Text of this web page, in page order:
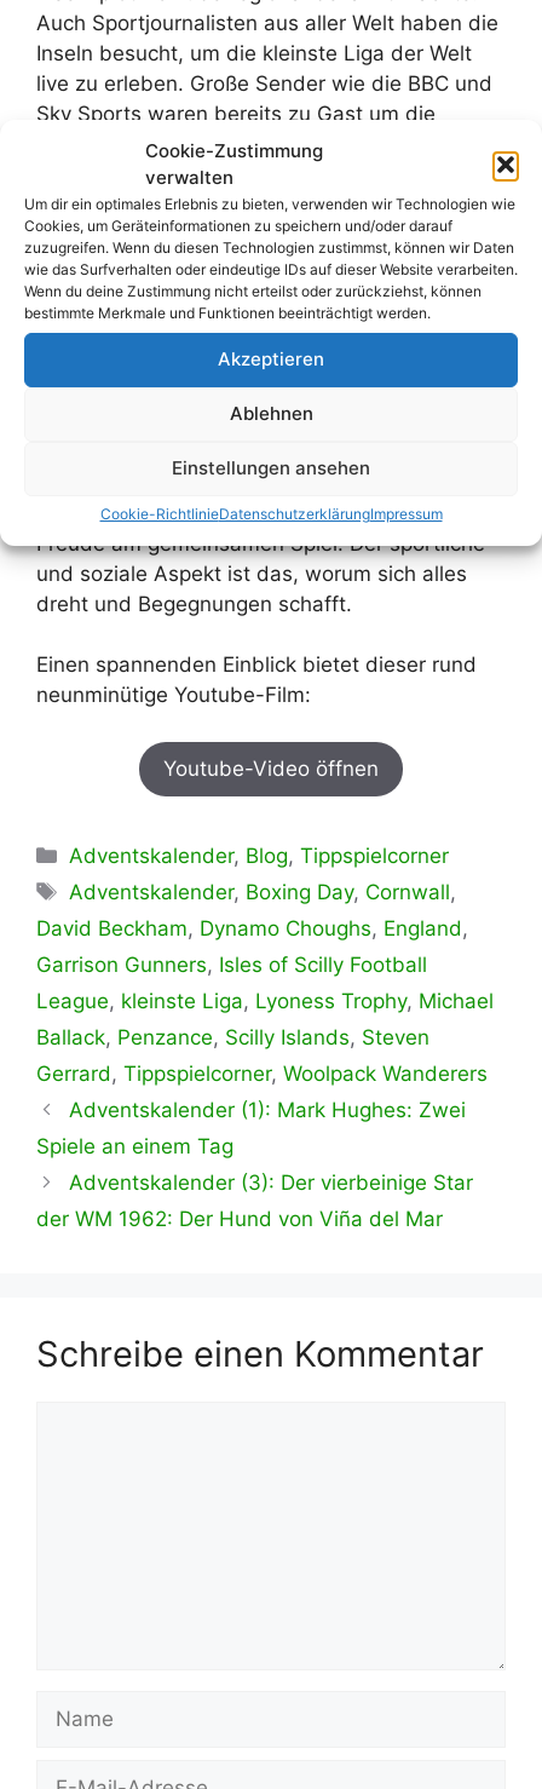
Cookie-Zustimmung
verwalten
Um dir ein optimales Erlebnis zu bieten, verwenden wir Technologien wie
Cookies, um Geräteinformationen zu speichern und/oder darauf
zuzugreifen. Wenn du diesen Technologien zustimmst, können wir Daten
wie das Surfverhalten oder eindeutige IDs auf dieser Website verarbeiten.
Wenn du deine Zustimmung nicht erteilst oder zurückziehst, können
bestimmte Merkmale und Funktionen beeinträchtigt werden.
Akzeptieren
Ablehnen
Einstellungen ansehen
Cookie-RichtlinieDatenschutzerklärungImpressum
Auch Sportjournalisten aus aller Welt haben die
Inseln besucht, um die kleinste Liga der Welt
live zu erleben. Große Sender wie die BBC und
Sky Sports waren bereits zu Gast um die
Faszination für diesen winzigen, aber
authentischen Mikrokosmos des Fußballs einer
größeren Öffentlichkeit bekannt zu machen.
Abseits des
Kommerzes
DieIsles of Scillyzeigen auf beeindruckende
Weise, dass Fußball weit über Kommerz und
Welt steht nicht der Kampf um TV-Gelder und
internationale Pokale im Mittelpunkt, sondern
Freude am gemeinsamen Spiel. Der sportliche
und soziale Aspekt ist das, worum sich alles
dreht und Begegnungen schafft.
Einen spannenden Einblick bietet dieser rund
neunminütige Youtube-Film:
Youtube-Video öffnen
Kategorien
Adventskalender, Blog,Tippspielcorner
Schlagwörter
Adventskalender, Boxing Day, Cornwall,
David Beckham, Dynamo Choughs, England ,
Garrison Gunners, Isles of Scilly Football
League, kleinste Liga, Lyoness Trophy, Michael
Ballack, Penzance, Scilly Islands, Steven
Gerrard , Tippspielcorner, Woolpack Wanderers
Adventskalender (1): Mark Hughes: Zwei
Spiele an einem Tag
Adventskalender (3): Der vierbeinige Star
der WM 1962: Der Hund von Viña del Mar
Schreibe einen Kommentar